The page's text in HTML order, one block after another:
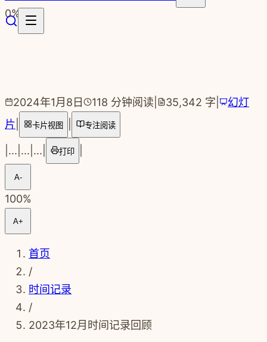
跳转到主要内容
0%
2024年1月8日 118 分钟阅读 35,342 字
幻灯
片
卡片视图 专注阅读
... ... ... 打印
A-
100%
A+
首页
/
时间记录
/
2023年12月时间记录回顾